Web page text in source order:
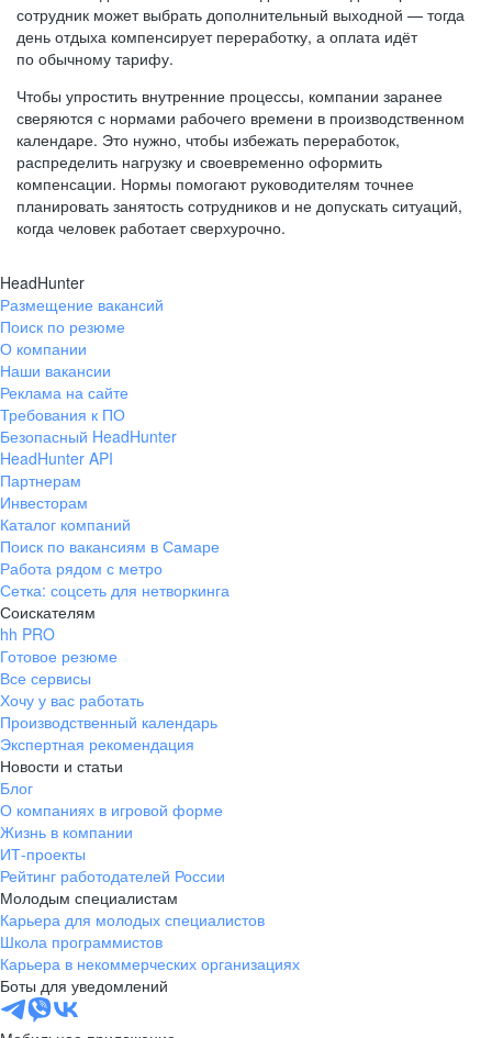
сотрудник может выбрать дополнительный выходной — тогда
день отдыха компенсирует переработку, а оплата идёт
по обычному тарифу.
Чтобы упростить внутренние процессы, компании заранее
сверяются с нормами рабочего времени в производственном
календаре. Это нужно, чтобы избежать переработок,
распределить нагрузку и своевременно оформить
компенсации. Нормы помогают руководителям точнее
планировать занятость сотрудников и не допускать ситуаций,
когда человек работает сверхурочно.
HeadHunter
Размещение вакансий
Поиск по резюме
О компании
Наши вакансии
Реклама на сайте
Требования к ПО
Безопасный HeadHunter
HeadHunter API
Партнерам
Инвесторам
Каталог компаний
Поиск по вакансиям в Самаре
Работа рядом с метро
Сетка: соцсеть для нетворкинга
Соискателям
hh PRO
Готовое резюме
Все сервисы
Хочу у вас работать
Производственный календарь
Экспертная рекомендация
Новости и статьи
Блог
О компаниях в игровой форме
Жизнь в компании
ИТ-проекты
Рейтинг работодателей России
Молодым специалистам
Карьера для молодых специалистов
Школа программистов
Карьера в некоммерческих организациях
Боты для уведомлений